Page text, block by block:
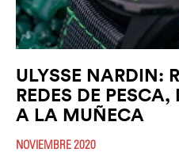
ULYSSE NARDIN:
REDES DE
A LA MUÑECA
NOVIEMBRE 2020